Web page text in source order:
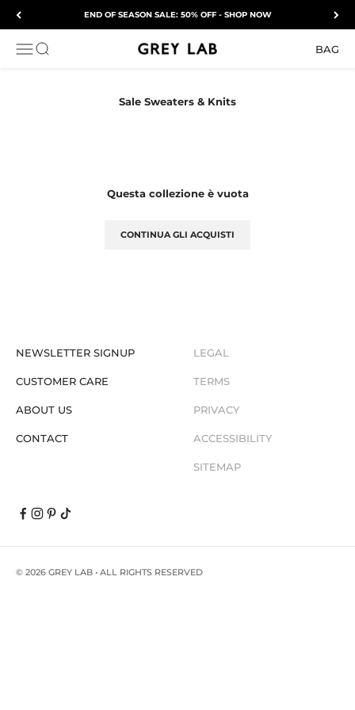
END OF SEASON SALE: 50% OFF - SHOP NOW
APRI IL MENU DI NAVIGAZIONE
Mostra il menu di ricerca
Grey Lab BAG
Questa collezione è vuota
CONTINUA GLI ACQUISTI
NEWSLETTER SIGNUP
CUSTOMER CARE
ABOUT US
CONTACT
LEGAL
TERMS
PRIVACY
ACCESSIBILITY
SITEMAP
© 2026 GREY LAB • ALL RIGHTS RESERVED